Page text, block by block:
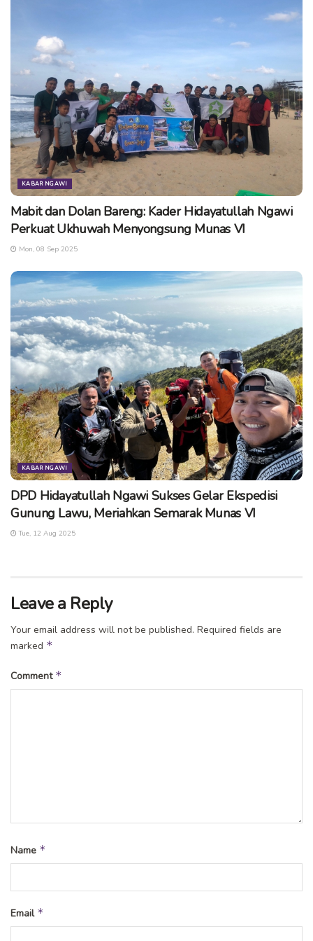
fosil dari jawa
museum belanda
sejarah
sejarah purba jawa
trinil ngawi
KABAR NGAWI
Mabit dan Dolan Bareng: Kader Hidayatullah Ngawi
Perkuat Ukhuwah Menyongsung Munas VI
Mon, 08 Sep 2025
KABAR NGAWI
DPD Hidayatullah Ngawi Sukses Gelar Ekspedisi
Gunung Lawu, Meriahkan Semarak Munas VI
Tue, 12 Aug 2025
Leave a Reply
Your email address will not be published. Required fields are
marked *
Comment *
Name *
Email *